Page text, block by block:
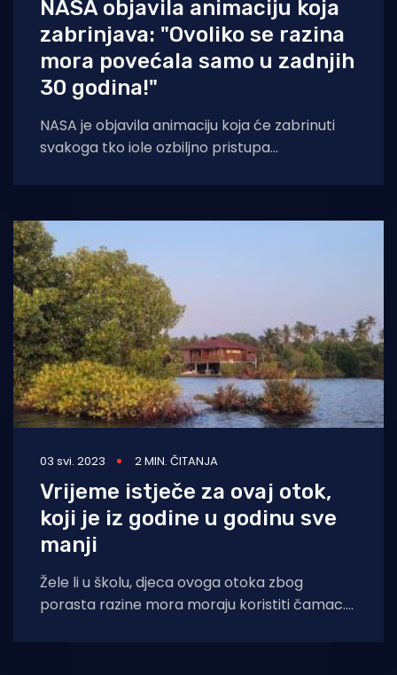
NASA objavila animaciju koja
zabrinjava: "Ovoliko se razina
mora povećala samo u zadnjih
30 godina!"
NASA je objavila animaciju koja će zabrinuti
svakoga tko iole ozbiljno pristupa
prikazuje koliko je razina
03 svi. 2023 2 MIN. ČITANJA
Vrijeme istječe za ovaj otok,
koji je iz godine u godinu sve
manji
Žele li u školu, djeca ovoga otoka zbog
porasta razine mora moraju koristiti čamac.